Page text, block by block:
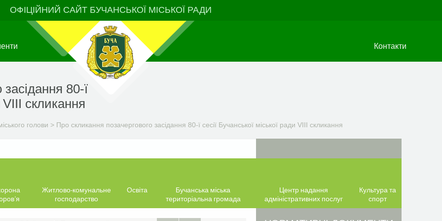
ОФІЦІЙНИЙ САЙТ БУЧАНСЬКОЇ МІСЬКОЇ РАДИ
Контакти
80-ї
VIIІ скликання
голови > Про скликання позачергового засідання 80-ї сесії Бучанської міської ради VIIІ скликання
Житлово-комунальне
господарство
Освіта
Бучанська міська
територіальна громада
Центр надання
адміністративних послуг
Культура та
спорт